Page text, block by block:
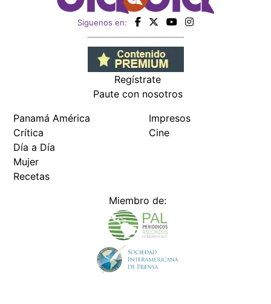
Siguenos en:
Regístrate
Paute con nosotros
Panamá América
Crítica
Día a Día
Mujer
Recetas
Impresos
Cine
Miembro de: